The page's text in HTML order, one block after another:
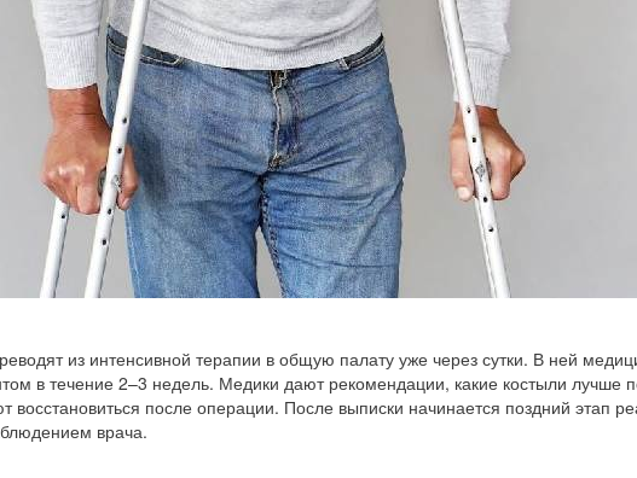
из интенсивной терапии в общую палату уже через сутки. В ней
в течение 2–3 недель. Медики дают рекомендации, какие костыли лучше
восстановиться после операции. После выписки начинается поздний этап
врача.